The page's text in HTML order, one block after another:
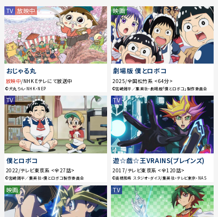
TV 放映中
おじゃる丸
放映中/NHK Eテレにて放送中
©犬丸りん・NHK・NEP
映画
劇場版 僕とロボコ
2025/全国松竹系 <64分>
©宮崎周平／集英社・劇場版「僕とロボコ」製作委員会
TV
僕とロボコ
2022/テレビ東京系 <全27話>
©宮崎周平／集英社・僕とロボコ製作委員会
TV
遊☆戯☆王VRAINS(ブレインズ)
2017/テレビ東京系 <全120話>
©高橋和希 スタジオ・ダイス/集英社・テレビ東京・NAS
映画 TV